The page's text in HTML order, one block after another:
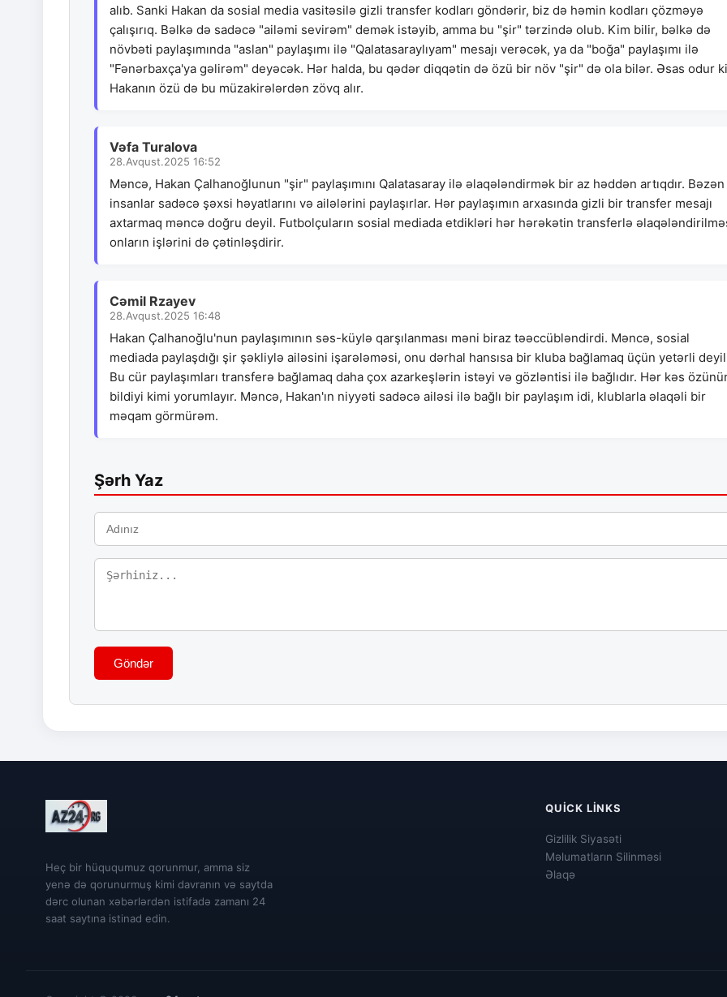
alıb. Sanki Hakan da sosial media vasitəsilə gizli transfer kodları göndərir, biz də həmin kodları çözməyə
çalışırıq. Bəlkə də sadəcə "ailəmi sevirəm" demək istəyib, amma bu "şir" tərzində olub. Kim bilir, bəlkə də
növbəti paylaşımında "aslan" paylaşımı ilə "Qalatasaraylıyam" mesajı verəcək, ya da "boğa" paylaşımı ilə
"Fənərbaxça'ya gəlirəm" deyəcək. Hər halda, bu qədər diqqətin də özü bir növ "şir" də ola bilər. Əsas odur
Hakanın özü də bu müzakirələrdən zövq alır.
Vəfa Turalova
28.Avqust.2025 16:52
Məncə, Hakan Çalhanoğlunun "şir" paylaşımını Qalatasaray ilə əlaqələndirmək bir az həddən artıqdır. Bəzən
insanlar sadəcə şəxsi həyatlarını və ailələrini paylaşırlar. Hər paylaşımın arxasında gizli bir transfer mesajı
axtarmaq məncə doğru deyil. Futbolçuların sosial mediada etdikləri hər hərəkətin transferlə
onların işlərini də çətinləşdirir.
Cəmil Rzayev
28.Avqust.2025 16:48
Hakan Çalhanoğlu'nun paylaşımının səs-küylə qarşılanması məni biraz təəccübləndirdi. Məncə, sosial
mediada paylaşdığı şir şəkliylə ailəsini işarələməsi, onu dərhal hansısa bir kluba bağlamaq üçün yetərli
Bu cür paylaşımları transferə bağlamaq daha çox azarkeşlərin istəyi və gözləntisi ilə bağlıdır. Hər kəs
bildiyi kimi yorumlayır. Məncə, Hakan'ın niyyəti sadəcə ailəsi ilə bağlı bir paylaşım idi, klublarla əlaqəli bir
məqam görmürəm.
Şərh Yaz
Göndər
Heç bir hüququmuz qorunmur, amma siz
yenə də qorunurmuş kimi davranın və saytda
dərc olunan xəbərlərdən istifadə zamanı 24
saat saytına istinad edin.
QUICK LINKS
Gizlilik Siyasəti
Məlumatların Silinməsi
Əlaqə